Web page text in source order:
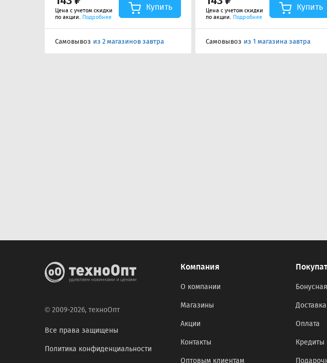
Цена с учетом скидки
по акции. Подробнее
Купить
Самовывоз из 2 магазинов завтра
Цена с учетом скидки
по акции. Подробнее
Купить
Самовывоз из 1 магазина завтра
© 2009-2026, техноОпт
Все права защищены
Политика конфиденциальности
Компания
О компании
Магазины
Акции
Контакты
Оптовым клиентам
Доставка
Оплата
Кредиты